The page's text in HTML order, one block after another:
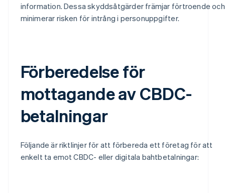
information. Dessa skyddsåtgärder främjar förtroende och
minimerar risken för intrång i personuppgifter.
Förberedelse för
mottagande av CBDC-
betalningar
Följande är riktlinjer för att förbereda ett företag för att
enkelt ta emot CBDC- eller digitala bahtbetalningar: